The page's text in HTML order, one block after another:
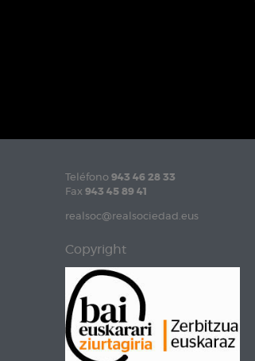
Teléfono 943 46 28 33
Fax 943 45 89 41
realsoc@realsociedad.eus
Copyright